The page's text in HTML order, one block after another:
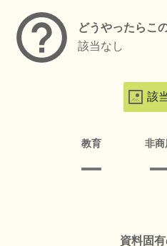
どうやったらこ
該当なし
該
教育 非商
資料固